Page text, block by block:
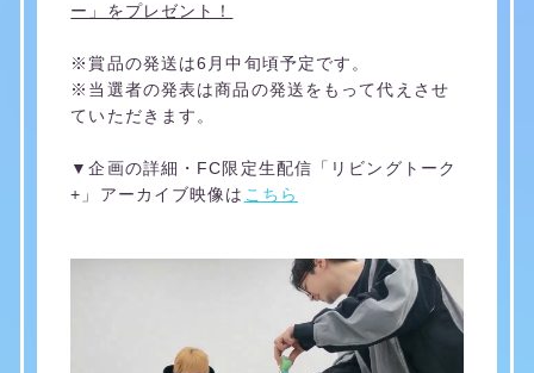
ー」をプレゼント！
※賞品の発送は6月中旬頃予定です。
※当選者の発表は商品の発送をもって代えさせ
ていただきます。
▼企画の詳細・FC限定生配信「リビングトーク
+」アーカイブ映像は こちら